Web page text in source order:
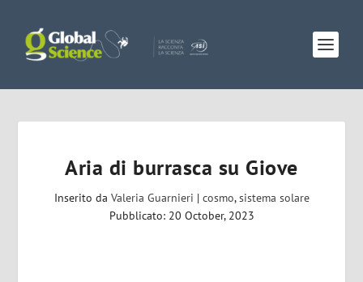
Aria di burrasca su Giove
Inserito da Valeria Guarnieri | cosmo,sistema solare
Pubblicato: 20 October, 2023